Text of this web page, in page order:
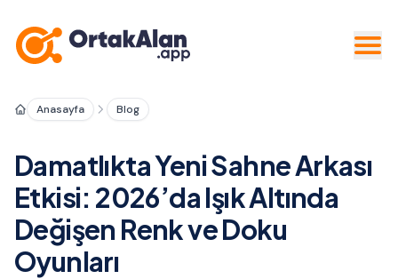
Anasayfa Blog
Damatlıkta Yeni Sahne Arkası
Etkisi: 2026’da Işık Altında
Değişen Renk ve Doku
Oyunları